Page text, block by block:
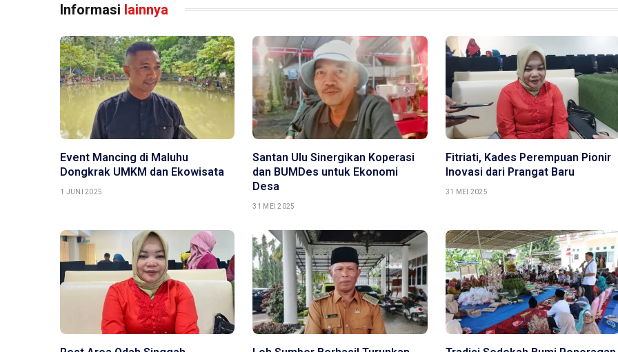
Informasi lainnya
Event Mancing di Maluhu
Dongkrak UMKM dan Ekowisata
1 JUNI 2025
Santan Ulu Sinergikan Koperasi
dan BUMDes untuk Ekonomi
Desa
31 MEI 2025
Fitriati, Kades Perempuan Pionir
Inovasi dari Prangat Baru
31 MEI 2025